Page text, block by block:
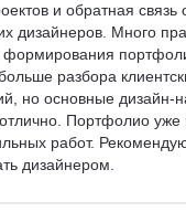
и обратная связь
дизайнеров. Много
формирования
разбора
но основные дизайн-
Портфолио уже
работ.
дизайнером.